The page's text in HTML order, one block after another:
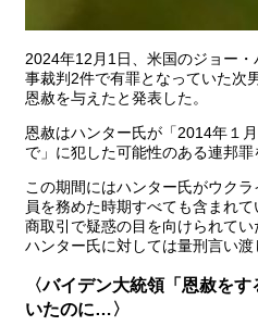
2024年12月1日、米国のジョー
事裁判2件で有罪となっていた次
恩赦を与えたと発表した。
恩赦はハンター氏が「2014年１
で」に犯した可能性のある連邦罪
この期間にはハンター氏がウク
員を務めた時期すべても含まれ
商取引で疑惑の目を向けられてい
ハンター氏に対しては量刑言い渡
〈バイデン大統領「恩赦を
いたのに…〉